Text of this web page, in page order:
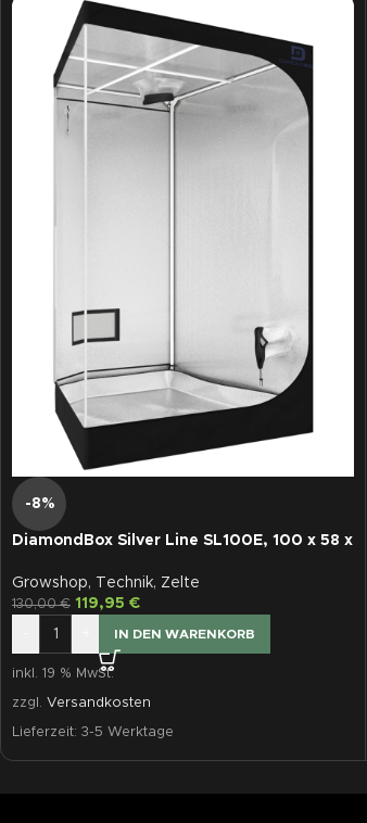
-8%
DiamondBox Silver Line SL100E, 100 x 58 x
Growshop, Technik, Zelte
130,00€ 119,95 €
IN DEN WARENKORB
inkl. 19 % MwSt.
zzgl. Versandkosten
Lieferzeit: 3-5 Werktage